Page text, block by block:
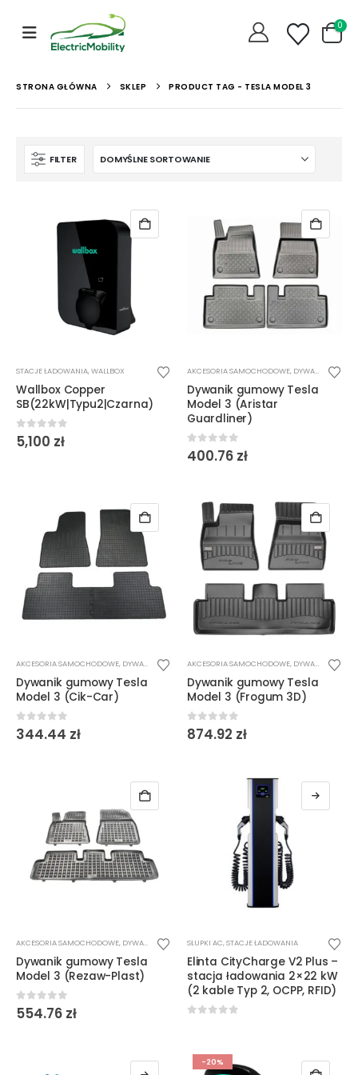
0
STRONA GŁÓWNA SKLEP PRODUCT TAG - TESLA MODEL 3
FILTER
STACJE ŁADOWANIA,WALLBOX
Wallbox Copper
SB(22kW|Typu2|Czarna)
0out of 5
5,100 zł
AKCESORIA SAMOCHODOWE, DYWANIKI
Dywanik gumowy Tesla
Model 3 (Aristar
Guardliner)
0out of 5
400.76 zł
AKCESORIA SAMOCHODOWE, DYWANIKI
Dywanik gumowy Tesla
Model 3 (Cik-Car)
0out of 5
344.44 zł
AKCESORIA SAMOCHODOWE, DYWANIKI
Dywanik gumowy Tesla
Model 3 (Frogum 3D)
0out of 5
874.92 zł
AKCESORIA SAMOCHODOWE, DYWANIKI
Dywanik gumowy Tesla
Model 3 (Rezaw-Plast)
0out of 5
554.76 zł
produkt
ma
wiele
wariantów.
wybrać
SŁUPKI AC,STACJE ŁADOWANIA
Elinta CityCharge V2 Plus –
stacja ładowania 2×22 kW
(2 kable Typ 2, OCPP, RFID)
-20%